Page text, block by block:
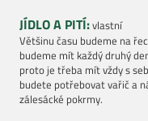
JÍDLO A PITÍ:vlastní
Většinu času budeme na
budeme mít každý druhý
proto je třeba mít vždy s
budete potřebovat vařič a
zálesácké pokrmy.